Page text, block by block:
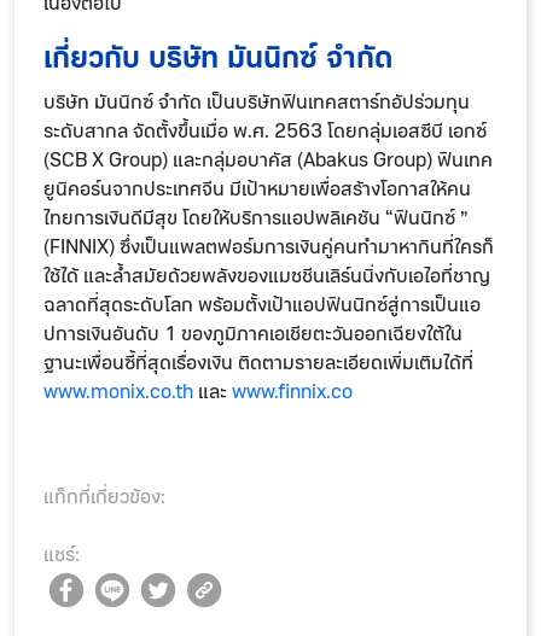
เกี่ยวกับ บริษัท มันนิกซ์ จำกัด
บริษัท มันนิกซ์ จำกัด เป็นบริษัทฟินเทคสตาร์ทอัปร่วมทุน
ระดับสากล จัดตั้งขึ้นเมื่อ พ.ศ. 2563 โดยกลุ่มเอสซีบี เอกซ์
(SCB X Group) และกลุ่มอบาคัส (Abakus Group) ฟินเทค
ยูนิคอร์นจากประเทศจีน มีเป้าหมายเพื่อสร้างโอกาสให้คน
ไทยการเงินดีมีสุข โดยให้บริการแอปพลิเคชัน “ฟินนิกซ์ ”
(FINNIX) ซึ่งเป็นแพลตฟอร์มการเงินคู่คนทำมาหากินที่ใครก็
ใช้ได้ และล้ำสมัยด้วยพลังของแมชชีนเลิร์นนิ่งกับเอไอที่ชาญ
ฉลาดที่สุดระดับโลก พร้อมตั้งเป้าแอปฟินนิกซ์สู่การเป็นแอ
ปการเงินอันดับ 1 ของภูมิภาคเอเชียตะวันออกเฉียงใต้ใน
ฐานะเพื่อนซี้ที่สุดเรื่องเงิน ติดตามรายละเอียดเพิ่มเติมได้ที่
www.monix.co.th และwww.finnix.co
แท็กที่เกี่ยวข้อง:
แชร์: